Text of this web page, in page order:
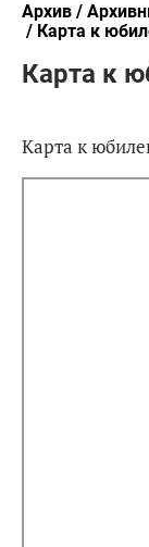
Архив
Карта к
Карта к
Карта к